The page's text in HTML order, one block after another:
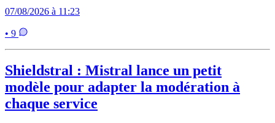
07/08/2026 à 11:23
• 9
Shieldstral : Mistral lance un petit
modèle pour adapter la modération à
chaque service